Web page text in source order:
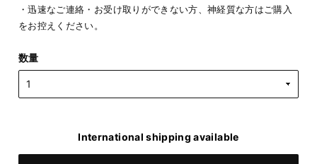
・迅速なご連絡・お受け取りができない方、神経質な方はご購入
をお控えください。
数量
International shipping available